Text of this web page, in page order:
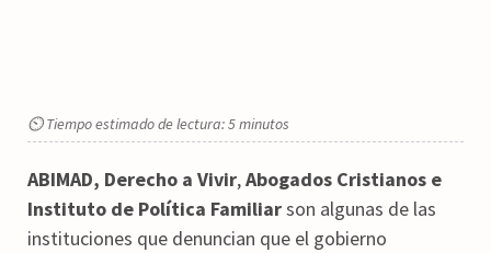
⏲ Tiempo estimado de lectura: 5 minutos
ABIMAD, Derecho a Vivir,Abogados Cristianos e
Instituto de Política Familiarson algunas de las
instituciones que denuncian que el gobierno